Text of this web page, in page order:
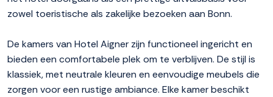
zowel toeristische als zakelijke bezoeken aan Bonn.
De kamers van Hotel Aigner zijn functioneel ingericht en
bieden een comfortabele plek om te verblijven. De stijl is
klassiek, met neutrale kleuren en eenvoudige meubels die
zorgen voor een rustige ambiance. Elke kamer beschikt